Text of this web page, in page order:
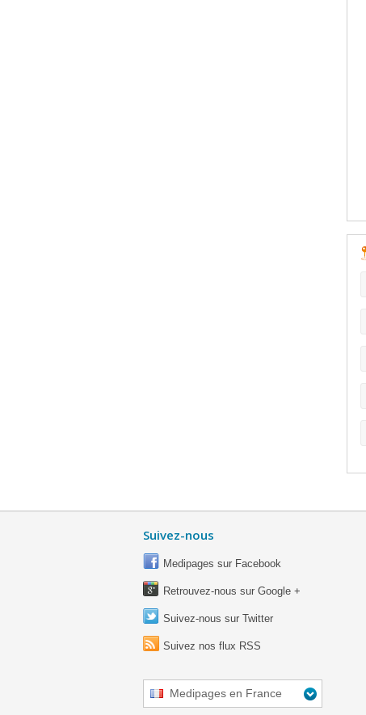
Suivez-nous
Medipages sur Facebook
Retrouvez-nous sur Google +
Suivez-nous sur Twitter
Suivez nos flux RSS
Medipages en France